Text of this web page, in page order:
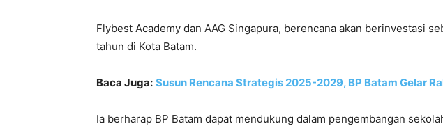
Flybest Academy dan AAG Singapura, berencana akan berinvestasi
tahun di Kota Batam.
Baca Juga: Susun Rencana Strategis 2025-2029, BP Batam Gelar
Ia berharap BP Batam dapat mendukung dalam pengembangan